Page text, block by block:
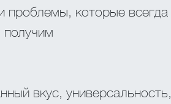
проблемы, которые всегда
вкус, универсальность,